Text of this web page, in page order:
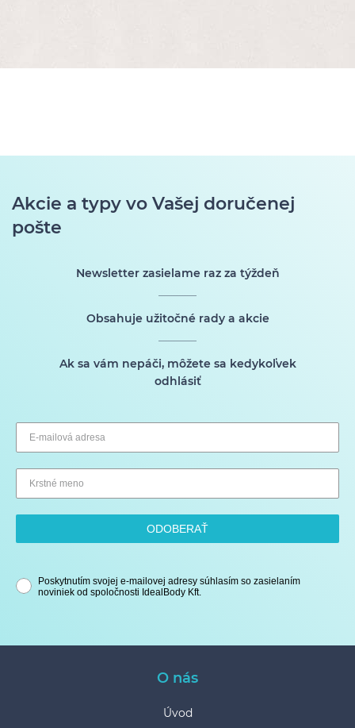
Akcie a typy vo Vašej doručenej
pošte
Newsletter zasielame raz za týždeň
Obsahuje užitočné rady a akcie
Ak sa vám nepáči, môžete sa kedykoľvek
odhlásiť
ODOBERAŤ
Poskytnutím svojej e-mailovej adresy súhlasím so zasielaním
noviniek od spoločnosti IdealBody Kft.
O nás
Úvod